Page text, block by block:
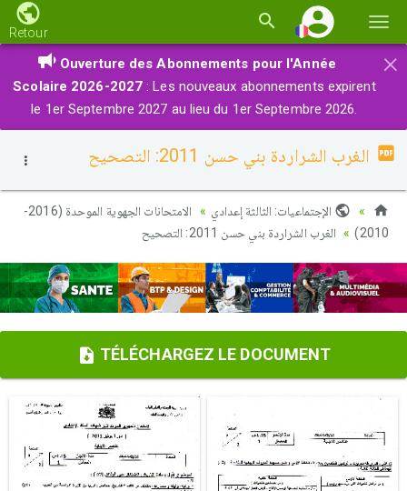
la
Retour
×
Ouverture des Abonnements pour l'Année
Scolaire 2026-2027 : Les nouveaux abonnements expirent
le 1er Septembre 2027 au lieu du 1er Septembre 2026.
الغرب الشراردة بني حسن 2011: التصحيح
الإجتماعيات: الثالثة إعدادي
الامتحانات الجهوية الموحدة (2016-
2010)
الغرب الشراردة بني حسن 2011: التصحيح
TÉLÉCHARGEZ LE DOCUMENT